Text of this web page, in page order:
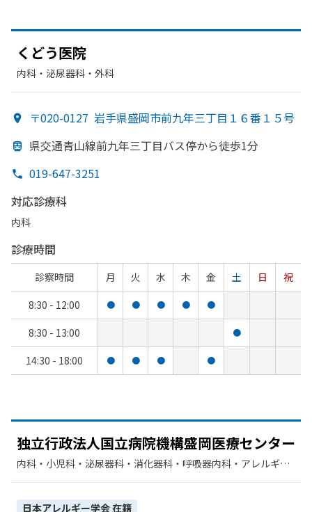
く どう医院
内科・​泌尿器科・​外科
〒020-0127 岩手県盛岡市前九年三丁目１６番１５号
県交通青山線前九年三丁目バス停から徒歩1分
019-647-3251
対応診療科
内科
診療時間
診察時間 月 火 水 木 金 土 日
祝
8:30 - 12:00
● ● ● ● ●
8:30 - 13:00 ●
14:30 - 18:00 ● ● ● ●
独立行政法人国立病院機構盛岡医療センター
内科・​小児科・​泌尿器科・​消化器科・​呼吸器内科・​アレルギー
外科
日本アレルギー学会在籍